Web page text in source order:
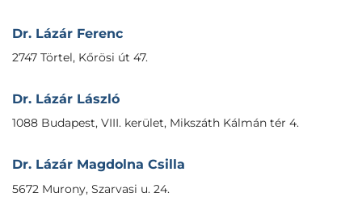
Dr. Lázár Ferenc
2747 Törtel, Kőrösi út 47.
Dr. Lázár László
1088 Budapest, VIII. kerület, Mikszáth Kálmán tér 4.
Dr. Lázár Magdolna Csilla
5672 Murony, Szarvasi u. 24.